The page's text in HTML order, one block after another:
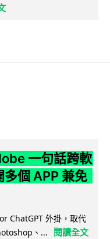
一句話跨軟
多個 APP 兼免
ChatGPT 外掛，取代
、...
閱讀全文